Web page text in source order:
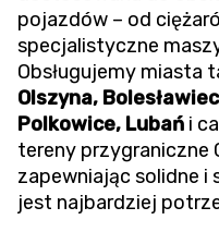
pojazdów – od
specjalistyczne
Obsługujemy miasta
Olszyna,
Polkowice, Lubań i
tereny przygraniczne
zapewniając solidne i
jest najbardziej